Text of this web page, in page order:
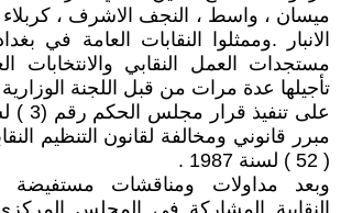
ميسان ، واسط ، النجف الاشرف ، كربلاء ،
الانبار .وممثلوا النقابات العامة في
مستجدات العمل النقابي والانتخابات
تأجيلها عدة مرات من قبل اللجنة الوزارية
مبرر قانوني ومخالفة لقانون التنظيم
( 52 ) لسنة 1987 .
وبعد مداولات ومناقشات مستفيضة